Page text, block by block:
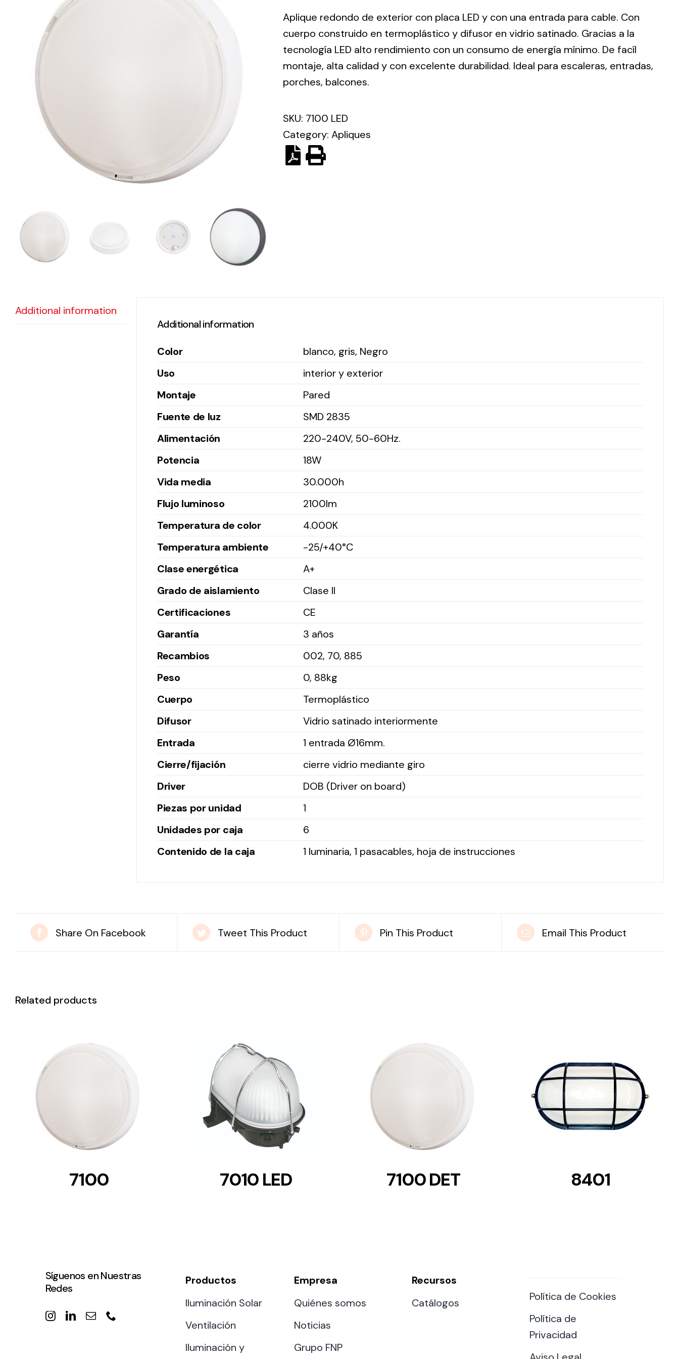
Electrical
Equipment
Complete
solutions in
lighting and
and need
Ventilation
The
incorporation of
meant a greater
offer of
ventilation
products for
Solar lighting
Aplique redondo de exterior con placa LED y con una entrada para cable. Con
cuerpo construido en termoplástico y difusor en vidrio satinado. Gracias a la
tecnología LED alto rendimiento con un consumo de energía mínimo. De facíl
montaje, alta calidad y con excelente durabilidad. Ideal para escaleras, entradas,
porches, balcones.
SKU: 7100 LED
Category: Apliques
Additional information
Additional information
Color
blanco, gris, Negro
Uso
interior y exterior
Montaje
Pared
Fuente de luz
SMD 2835
Alimentación
220-240V, 50-60Hz.
Potencia
18W
Vida media
30.000h
Flujo luminoso
2100Im
Temperatura de color
4.000K
Temperatura ambiente
-25/+40°C
Clase energética
A+
Grado de aislamiento
Clase II
Certificaciones
CE
Garantía
3 años
Recambios
002, 70, 885
Peso
0, 88kg
Cuerpo
Termoplástico
Difusor
Vidrio satinado interiormente
Entrada
1 entrada Ø16mm.
Cierre/fijación
cierre vidrio mediante giro
Driver
DOB (Driver on board)
Piezas por unidad
1
Unidades por caja
6
Contenido de la caja
1 luminaria, 1 pasacables, hoja de instrucciones
Share On Facebook Tweet This Product Pin This Product Email This Product
Related products
7100 7010 LED 7100 DET 8401
Síguenos en Nuestras
Redes
Productos
Iluminación Solar
Ventilación
Iluminación y
Empresa
Quiénes somos
Noticias
Grupo FNP
Recursos
Catálogos
Política de Cookies
Política de
Privacidad